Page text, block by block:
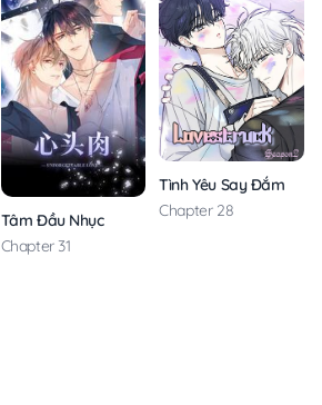
Tâm Đầu Nhục
Chapter 31
Tình Yêu Say Đắm
Chapter 28